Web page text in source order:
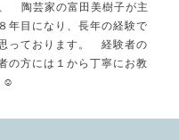
陶芸家の富田美樹子が主
目になり、長年の経験で
っております。 経験者の
の方には１から丁寧にお教
☺️